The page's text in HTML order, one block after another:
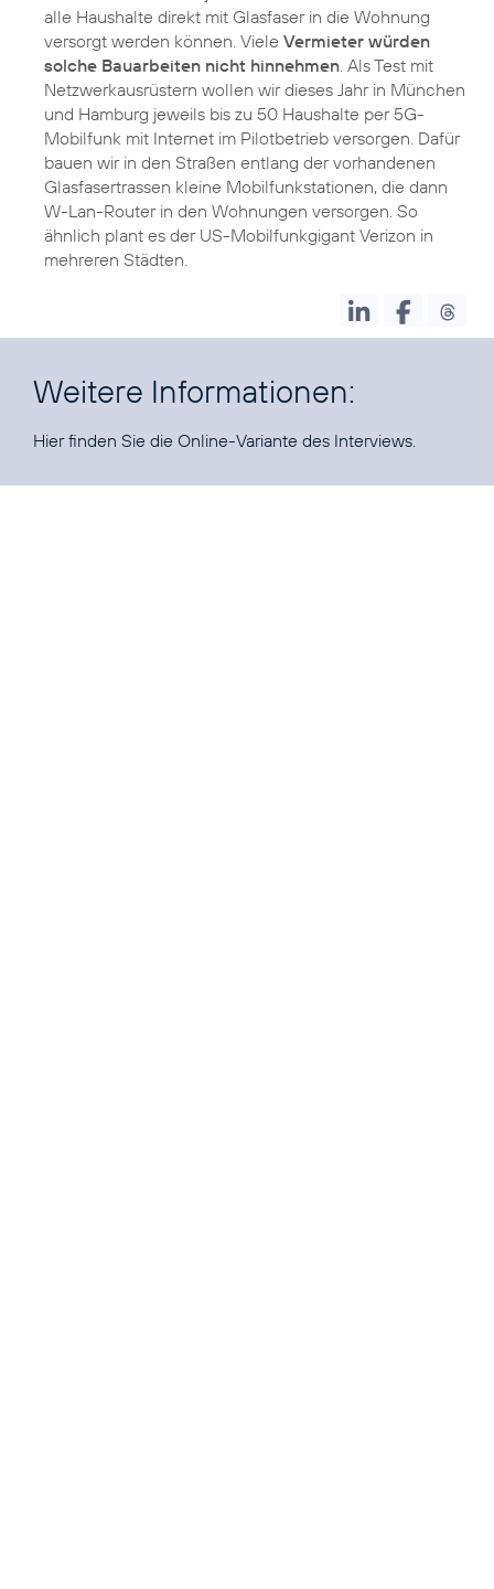
alle Haushalte direkt mit Glasfaser in die Wohnung
versorgt werden können. Viele Vermieter würden
solche Bauarbeiten nicht hinnehmen . Als Test mit
Netzwerkausrüstern wollen wir dieses Jahr in München
und Hamburg jeweils bis zu 50 Haushalte per 5G-
Mobilfunk mit Internet im Pilotbetrieb versorgen. Dafür
bauen wir in den Straßen entlang der vorhandenen
Glasfasertrassen kleine Mobilfunkstationen, die dann
W-Lan-Router in den Wohnungen versorgen. So
ähnlich plant es der US-Mobilfunkgigant Verizon in
mehreren Städten.
Weitere Informationen:
Hier finden Sie die Online-Variante des Interviews